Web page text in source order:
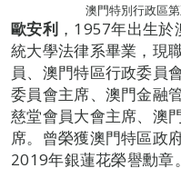
澳門特別行政區
歐安利，1957年出生於
統大學法律系畢業，現
員、澳門特區行政委員
委員會主席、澳門金融
慈堂會員大會主席、澳
席。曾榮獲澳門特區政
2019年銀蓮花榮譽勳章。